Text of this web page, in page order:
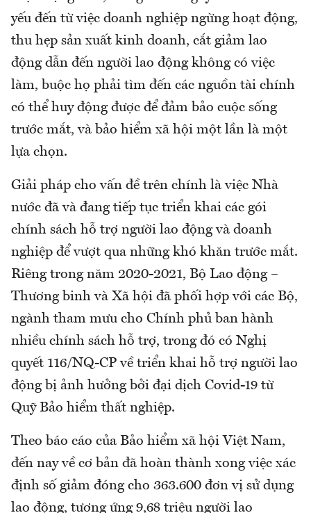
yếu đến từ việc doanh nghiệp ngừng hoạt động,
thu hẹp sản xuất kinh doanh, cắt giảm lao
động dẫn đến người lao động không có việc
làm, buộc họ phải tìm đến các nguồn tài chính
có thể huy động được để đảm bảo cuộc sống
trước mắt, và bảo hiểm xã hội một lần là một
lựa chọn.
Giải pháp cho vấn đề trên chính là việc Nhà
nước đã và đang tiếp tục triển khai các gói
chính sách hỗ trợ người lao động và doanh
nghiệp để vượt qua những khó khăn trước mắt.
Riêng trong năm 2020-2021, Bộ Lao động –
Thương binh và Xã hội đã phối hợp với các Bộ,
ngành tham mưu cho Chính phủ ban hành
nhiều chính sách hỗ trợ, trong đó có Nghị
quyết 116/NQ-CP về triển khai hỗ trợ người lao
động bị ảnh hưởng bởi đại dịch Covid-19 từ
Quỹ Bảo hiểm thất nghiệp.
Theo báo cáo của Bảo hiểm xã hội Việt Nam,
đến nay về cơ bản đã hoàn thành xong việc xác
định số giảm đóng cho 363.600 đơn vị sử dụng
lao động, tương ứng 9,68 triệu người lao